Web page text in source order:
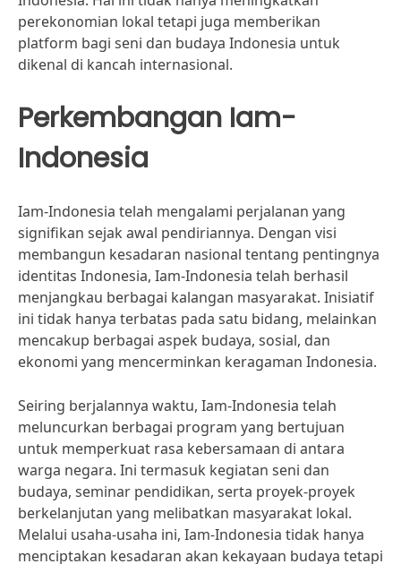
perekonomian lokal tetapi juga memberikan
platform bagi seni dan budaya Indonesia untuk
dikenal di kancah internasional.
Perkembangan Iam-
Indonesia
Iam-Indonesia telah mengalami perjalanan yang
signifikan sejak awal pendiriannya. Dengan visi
membangun kesadaran nasional tentang pentingnya
identitas Indonesia, Iam-Indonesia telah berhasil
menjangkau berbagai kalangan masyarakat. Inisiatif
ini tidak hanya terbatas pada satu bidang, melainkan
mencakup berbagai aspek budaya, sosial, dan
ekonomi yang mencerminkan keragaman Indonesia.
Seiring berjalannya waktu, Iam-Indonesia telah
meluncurkan berbagai program yang bertujuan
untuk memperkuat rasa kebersamaan di antara
warga negara. Ini termasuk kegiatan seni dan
budaya, seminar pendidikan, serta proyek-proyek
berkelanjutan yang melibatkan masyarakat lokal.
Melalui usaha-usaha ini, Iam-Indonesia tidak hanya
menciptakan kesadaran akan kekayaan budaya tetapi